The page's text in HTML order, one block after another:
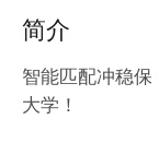
简介
智能匹配冲稳
大学！